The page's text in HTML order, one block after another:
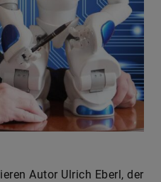
Autor Ulrich Eberl, der